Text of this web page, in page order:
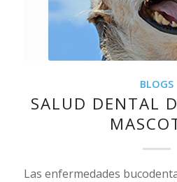
BLOGS
SALUD DENTAL
Las enfermedades